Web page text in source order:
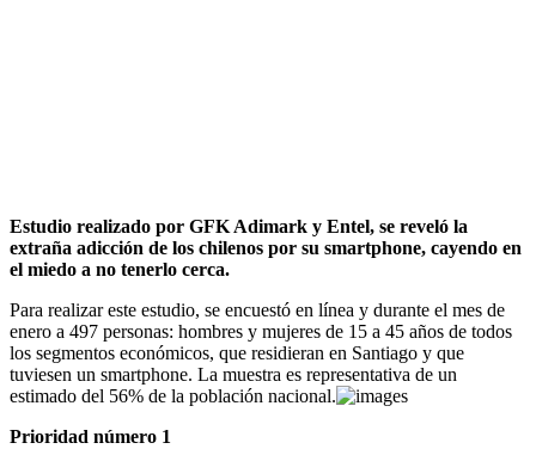
Estudio realizado por GFK Adimark y Entel, se reveló la
extraña adicción de los chilenos por su smartphone, cayendo en
el miedo a no tenerlo cerca.
Para realizar este estudio, se encuestó en línea y durante el mes de
enero a 497 personas: hombres y mujeres de 15 a 45 años de todos
los segmentos económicos, que residieran en Santiago y que
tuviesen un smartphone. La muestra es representativa de un
estimado del 56% de la población nacional.
Prioridad número 1